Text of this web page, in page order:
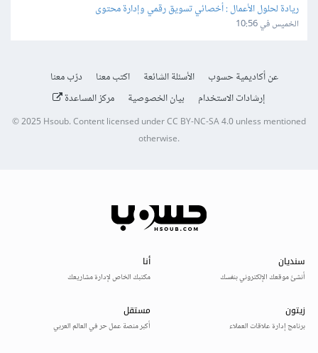
ريادة لحلول الأعمال : أخصائي تسويق رقمي وإدارة محتوى
الخميس في 10:56
عن أكاديمية حسوب الأسئلة الشائعة اكتب معنا
درّب معنا
إرشادات الاستخدام
بيان الخصوصية مركز المساعدة
© 2025 Hsoub.Content licensed underCC BY-NC-SA 4.0unless mentioned
otherwise.